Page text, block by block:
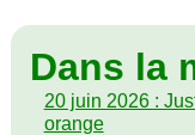
Dans la
20 juin 2026 :
orange